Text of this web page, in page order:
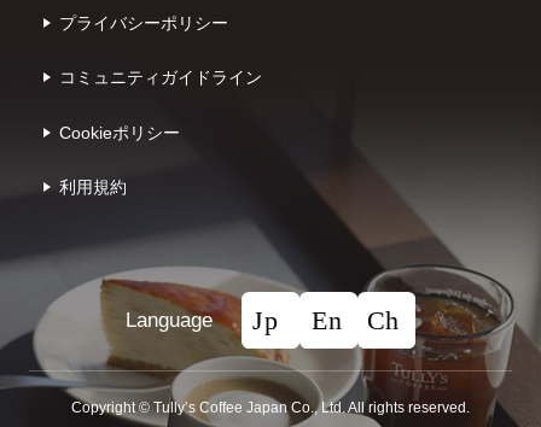
プライバシーポリシー
コミュニティガイドライン
Cookieポリシー
利⽤規約
Language
Copyright © Tullyʼs Coffee Japan Co., Ltd. All rights reserved.